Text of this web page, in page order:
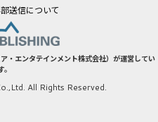
送信について
・エンタテインメント株式会社）が運営してい
。
All Rights Reserved.